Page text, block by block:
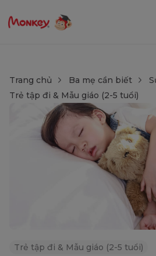
Trang chủ Ba mẹ cần biết
Trẻ tập đi & Mẫu giáo (2-5 tuổi)
Trẻ tập đi & Mẫu giáo (2-5 tuổi)